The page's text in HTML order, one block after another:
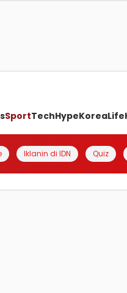
SportTechHypeKoreaLife
Iklanin di IDN Quiz